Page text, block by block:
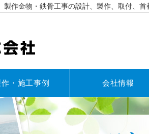
作金物・鉄骨工事の設計、製作、取付、首
・施工事例 会社情報